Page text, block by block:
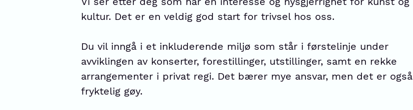
kultur. Det er en veldig god start for trivsel hos oss.
Du vil inngå i et inkluderende miljø som står i førstelinje under
avviklingen av konserter, forestillinger, utstillinger, samt en rekke
arrangementer i privat regi. Det bærer mye ansvar, men det er også
fryktelig gøy.